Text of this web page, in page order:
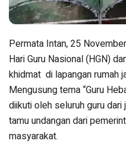
Permata Intan, 25
Hari Guru Nasional (HGN)
khidmat di lapangan rumah
Mengusung tema “Guru
diikuti oleh seluruh guru dari
tamu undangan dari
masyarakat.